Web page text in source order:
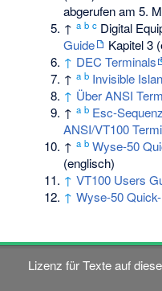
abgerufen am 5.
↑a b c Digital
Guide
Kapitel 3
↑ DEC Terminals
↑a b Invisible
↑ Über ANSI
↑a b Esc-
ANSI/VT100
↑a b Wyse-50
(englisch)
↑ VT100 Users
↑ Wyse-50
Lizenz für Texte auf